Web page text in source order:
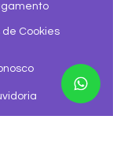
Cookies